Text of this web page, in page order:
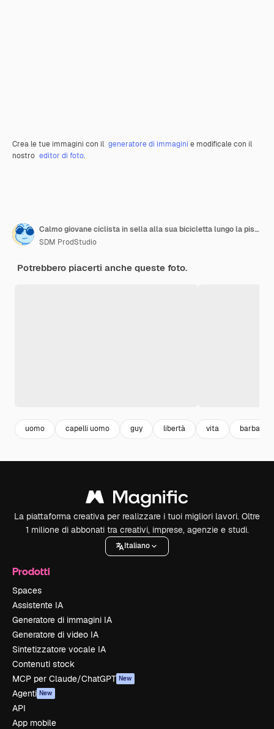
Crea le tue immagini con il generatore di immagini e modificale con il
nostro editor di foto.
Calmo giovane ciclista in sella alla sua bicicletta lungo la pista ciclabile piastrellata in un parco ricreativo locale
SDM ProdStudio
Potrebbero piacerti anche queste foto.
uomo capelli uomo guy libertà vita barba
La piattaforma creativa per realizzare i tuoi migliori lavori. Oltre
1 milione di abbonati tra creativi, imprese, agenzie e studi.
Italiano
Prodotti
Spaces
Assistente IA
Generatore di immagini IA
Generatore di video IA
Sintetizzatore vocale IA
Contenuti stock
MCP per Claude/ChatGPT New
Agenti New
API
App mobile